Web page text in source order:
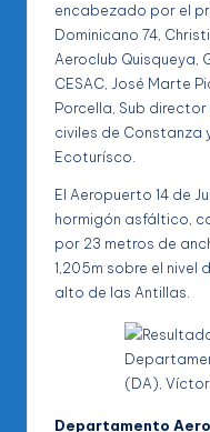
encabezado por el
Dominicano 74,
Aeroclub Quisqueya,
CESAC, José Marte
Porcella, Sub
civiles de Constanza
Ecoturísco.
El Aeropuerto 14 de
hormigón asfáltico,
por 23 metros de
1,205m sobre el nivel
alto de las Antillas.
Departamento